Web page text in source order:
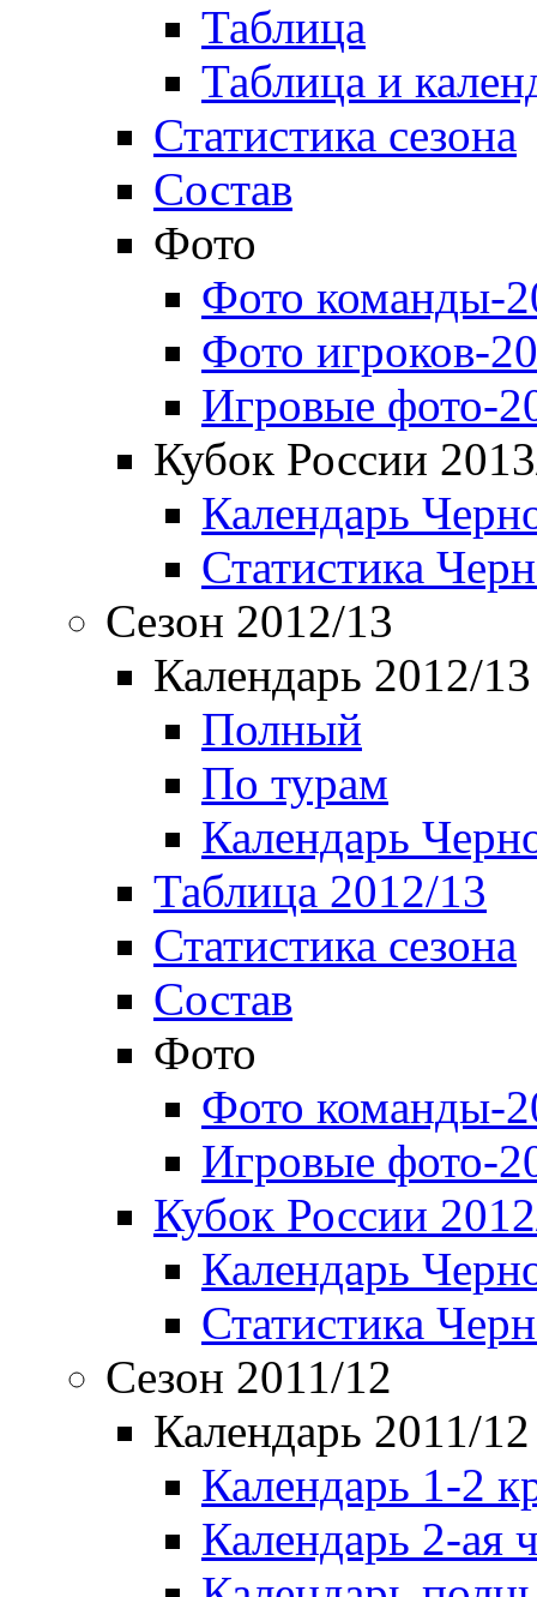
Таблица
Таблица и
Статистика сезона
Состав
Фото
Фото команды-
Фото игроков-
Игровые фото-
Кубок России
Календарь
Статистика
Сезон 2012/13
Календарь 2012/13
Полный
По турам
Календарь
Таблица 2012/13
Статистика сезона
Состав
Фото
Фото команды-
Игровые фото-
Кубок России
Календарь
Статистика
Сезон 2011/12
Календарь 2011/12
Календарь 1-2
Календарь 2-ая